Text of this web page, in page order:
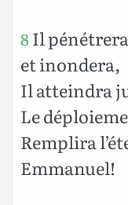
8Il
et inondera,
Il atteindra
Le
Remplira
Emmanuel!